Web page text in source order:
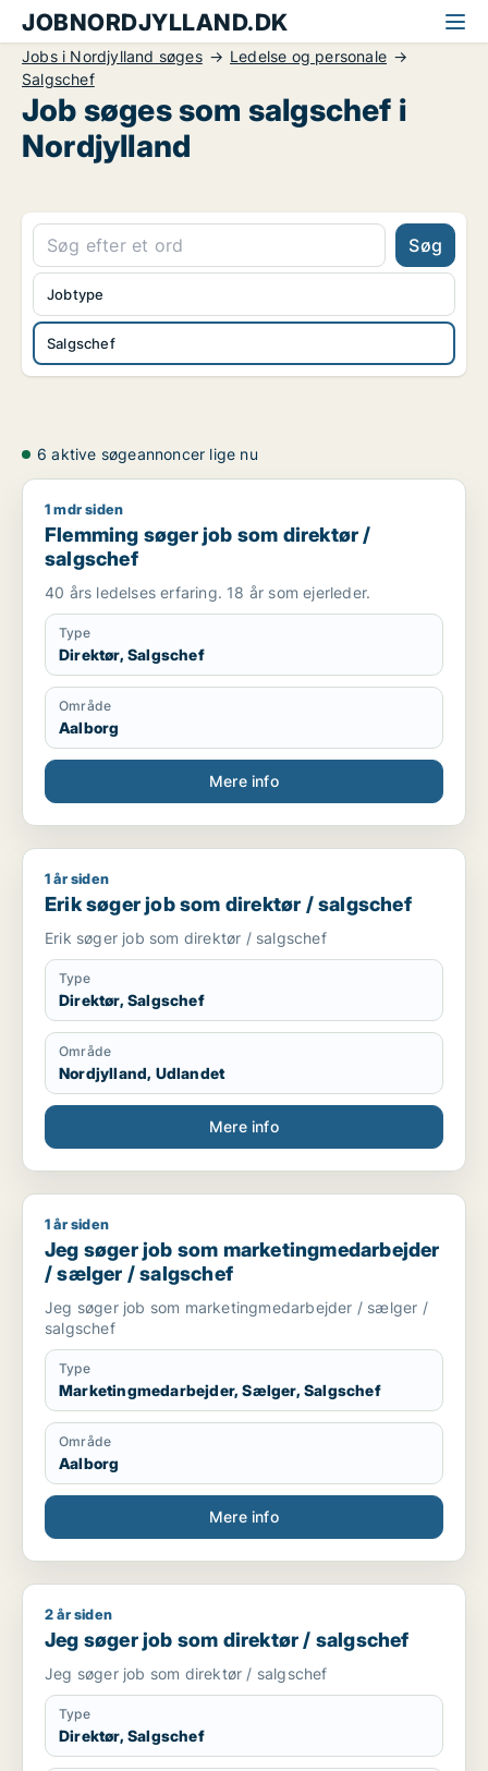
JOBNORDJYLLAND.DK
Jobs i Nordjylland søges
Ledelse og personale
Salgschef
Job søges som salgschef i
Nordjylland
Søg
Salgschef
Jobtype
6 aktive søgeannoncer lige nu
Flemming søger job som direktør / salgschef
1 mdr siden
Flemming søger job som direktør /
salgschef
40 års ledelses erfaring. 18 år som ejerleder.
Type
Direktør, Salgschef
Område
Aalborg
Mere info
Erik søger job som direktør / salgschef
1 år siden
Erik søger job som direktør / salgschef
Erik søger job som direktør / salgschef
Type
Direktør, Salgschef
Område
Nordjylland, Udlandet
Mere info
Jeg søger job som marketingmedarbejder / sælger /
1 år siden
Jeg søger job som marketingmedarbejder
/ sælger / salgschef
Jeg søger job som marketingmedarbejder / sælger /
salgschef
Type
Marketingmedarbejder, Sælger, Salgschef
Område
Aalborg
Mere info
Jeg søger job som direktør / salgschef
2 år siden
Jeg søger job som direktør / salgschef
Jeg søger job som direktør / salgschef
Type
Direktør, Salgschef